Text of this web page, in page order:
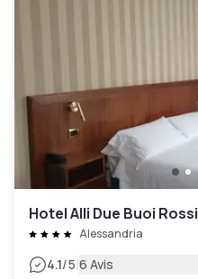
Hotel Alli Due Buoi Rossi
Alessandria
4.1/5|6 Avis